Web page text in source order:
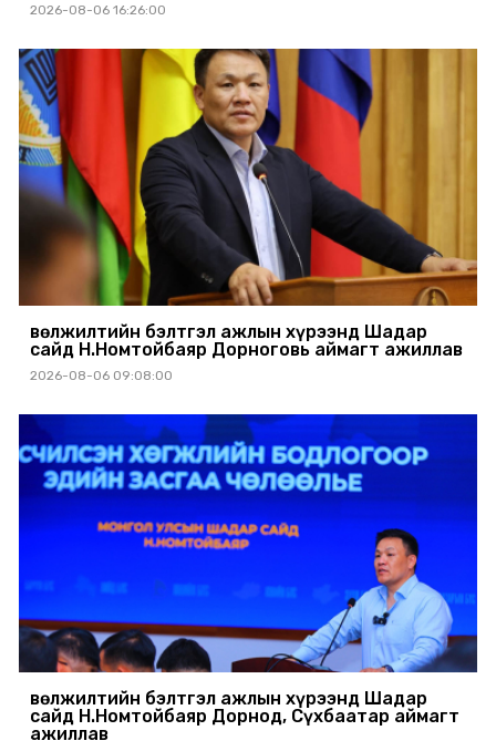
2026-08-06 16:26:00
Өвөлжилтийн бэлтгэл ажлын хүрээнд Шадар
сайд Н.Номтойбаяр Дорноговь аймагт ажиллав
2026-08-06 09:08:00
Өвөлжилтийн бэлтгэл ажлын хүрээнд Шадар
сайд Н.Номтойбаяр Дорнод, Сүхбаатар аймагт
ажиллав